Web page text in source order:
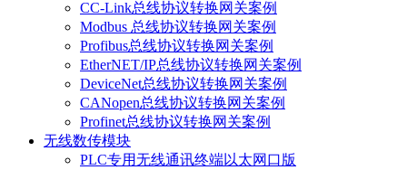
CC-Link总线协议转换网关案例
Modbus 总线协议转换网关案例
Profibus总线协议转换网关案例
EtherNET/IP总线协议转换网关案例
DeviceNet总线协议转换网关案例
CANopen总线协议转换网关案例
Profinet总线协议转换网关案例
无线数传模块
PLC专用无线通讯终端以太网口版